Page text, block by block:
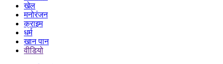
खेल
मनोरंजन
क्राइम
धर्म
खान पान
वीडियो